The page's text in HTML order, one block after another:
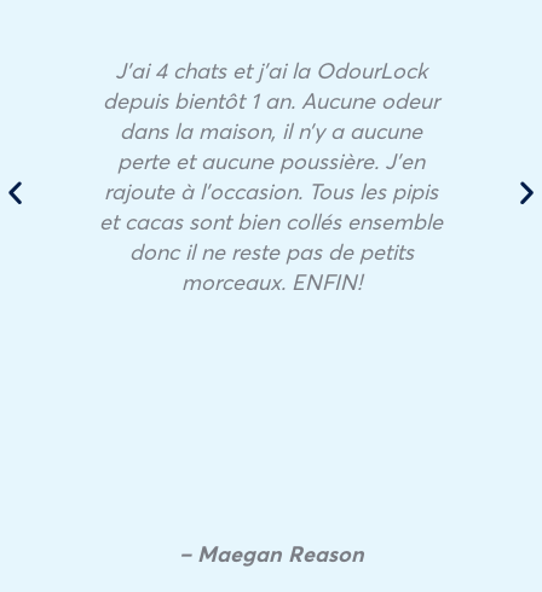
J’ai 4 chats et j’ai la OdourLock
depuis bientôt 1 an. Aucune odeur
dans la maison, il n’y a aucune
perte et aucune poussière. J’en
rajoute à l’occasion. Tous les pipis
et cacas sont bien collés ensemble
donc il ne reste pas de petits
morceaux. ENFIN!
– Maegan Reason